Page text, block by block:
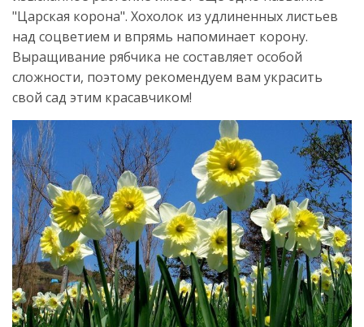
"Царская корона". Хохолок из удлиненных листьев
над соцветием и впрямь напоминает корону.
Выращивание рябчика не составляет особой
сложности, поэтому рекомендуем вам украсить
свой сад этим красавчиком!